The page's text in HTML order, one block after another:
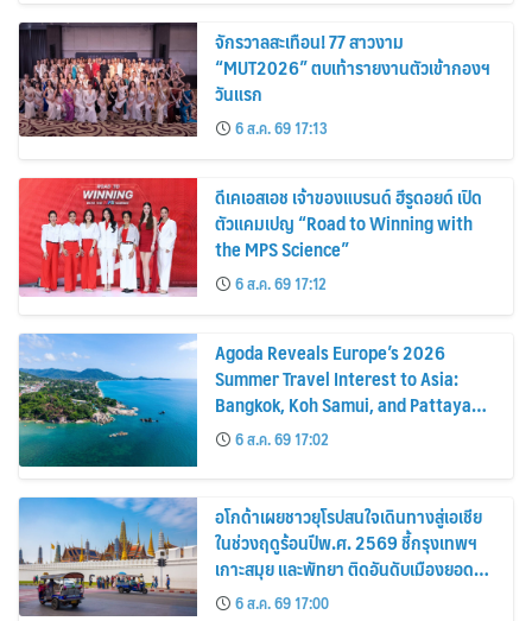
จักรวาลสะเทือน! 77 สาวงาม
“MUT2026” ตบเท้ารายงานตัวเข้ากองฯ
วันแรก
6 ส.ค. 69 17:13
ดีเคเอสเอช เจ้าของแบรนด์ ฮีรูดอยด์ เปิด
ตัวแคมเปญ “Road to Winning with
the MPS Science”
6 ส.ค. 69 17:12
Agoda Reveals Europe’s 2026
Summer Travel Interest to Asia:
Bangkok, Koh Samui, and Pattaya
Among the Top Cities
6 ส.ค. 69 17:02
อโกด้าเผยชาวยุโรปสนใจเดินทางสู่เอเชีย
ในช่วงฤดูร้อนปีพ.ศ. 2569 ชี้กรุงเทพฯ
เกาะสมุย และพัทยา ติดอันดับเมืองยอด
นิยม6 ส.ค. 69 17:00